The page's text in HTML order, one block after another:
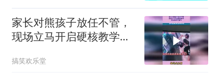
家长对熊孩子放任不管，
现场立马开启硬核教学，
搞笑欢乐堂